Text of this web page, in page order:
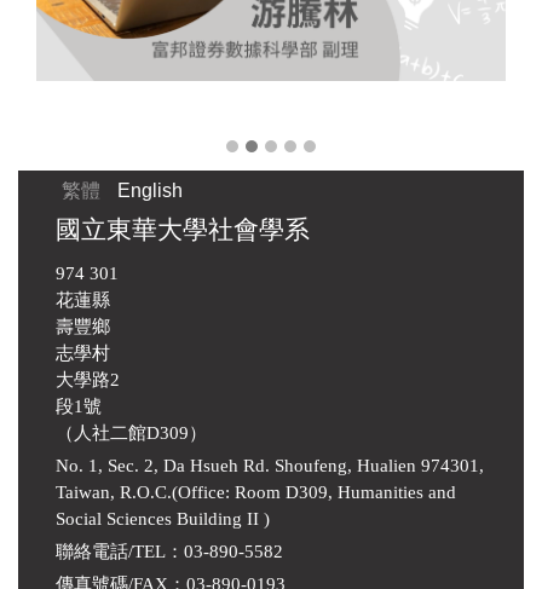
繁體 English
國立東華大學社會學系
974 301
花蓮縣
壽豐鄉
志學村
大學路2
段1號
（人社二館D309）
No. 1, Sec. 2, Da Hsueh Rd. Shoufeng, Hualien 974301,
Taiwan, R.O.C.(Office: Room D309, Humanities and
Social Sciences Building II )
聯絡電話/TEL：03-890-5582
傳真號碼/FAX：03-890-0193